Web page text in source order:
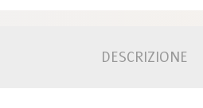
DESCRIZIONE